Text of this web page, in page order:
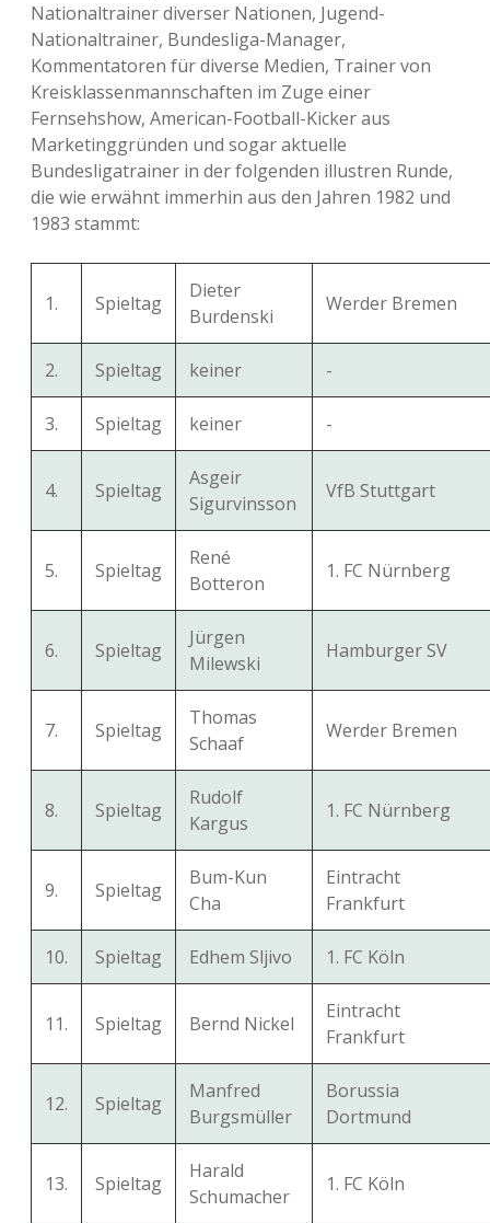
Nationaltrainer diverser Nationen, Jugend-
Nationaltrainer, Bundesliga-Manager,
Kommentatoren für diverse Medien, Trainer von
Kreisklassenmannschaften im Zuge einer
Fernsehshow, American-Football-Kicker aus
Marketinggründen und sogar aktuelle
Bundesligatrainer in der folgenden illustren Runde,
die wie erwähnt immerhin aus den Jahren 1982 und
1983 stammt:
1. Spieltag
Dieter
Burdenski
Werder Bremen
2. Spieltag keiner -
3. Spieltag keiner -
4. Spieltag
Asgeir
Sigurvinsson
VfB Stuttgart
5. Spieltag
René
Botteron
1. FC Nürnberg
6. Spieltag
Jürgen
Milewski
Hamburger SV
7. Spieltag
Thomas
Schaaf
Werder Bremen
8. Spieltag
Rudolf
Kargus
1. FC Nürnberg
9. Spieltag
Bum-Kun
Cha
Eintracht
Frankfurt
10. Spieltag Edhem Sljivo 1. FC Köln
11. Spieltag Bernd Nickel
Eintracht
Frankfurt
12. Spieltag
Manfred
Burgsmüller
Borussia
Dortmund
13. Spieltag
Harald
Schumacher
1. FC Köln